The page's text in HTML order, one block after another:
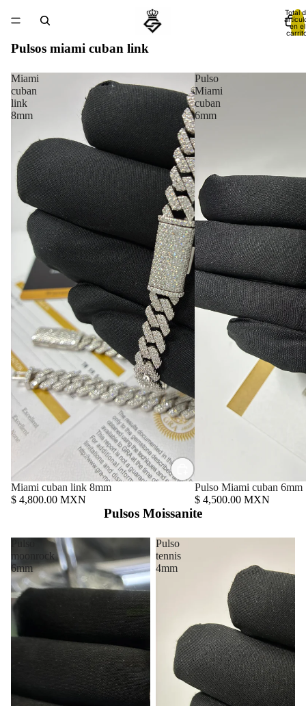
Total
en el
Pulsos miami cuban link
Miami
cuban
link
8mm
Miami cuban link 8mm
$ 4,800.00 MXN
Pulso
Miami
cuban
6mm
Pulso Miami cuban 6mm
$ 4,500.00 MXN
Pulsos Moissanite
moonrock
6mm
Pulso
tennis
4mm